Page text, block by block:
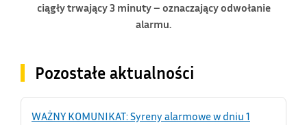
ciągły trwający 3 minuty – oznaczający odwołanie
alarmu.
Pozostałe aktualności
WAŻNY KOMUNIKAT: Syreny alarmowe w dniu 1